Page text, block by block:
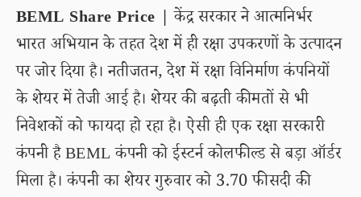
BEML Share Price | केंद्र सरकार ने आत्मनिर्भर
भारत अभियान के तहत देश में ही रक्षा उपकरणों के उत्पादन
पर जोर दिया है। नतीजतन, देश में रक्षा विनिर्माण कंपनियों
के शेयर में तेजी आई है। शेयर की बढ़ती कीमतों से भी
निवेशकों को फायदा हो रहा है। ऐसी ही एक रक्षा सरकारी
कंपनी है BEML कंपनी को ईस्टर्न कोलफील्ड से बड़ा ऑर्डर
मिला है। कंपनी का शेयर गुरुवार को 3.70 फीसदी की